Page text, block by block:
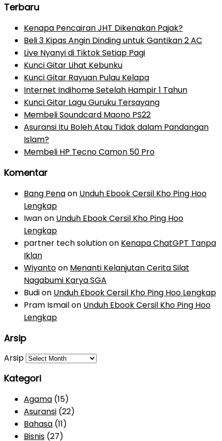
Terbaru
Kenapa Pencairan JHT Dikenakan Pajak?
Beli 3 Kipas Angin Dinding untuk Gantikan 2 AC
Live Nyanyi di Tiktok Setiap Pagi
Kunci Gitar Lihat Kebunku
Kunci Gitar Rayuan Pulau Kelapa
Internet Indihome Setelah Hampir 1 Tahun
Kunci Gitar Lagu Guruku Tersayang
Membeli Soundcard Maono PS22
Asuransi Itu Boleh Atau Tidak dalam Pandangan
Islam?
Membeli HP Tecno Camon 50 Pro
Komentar
Bang Penaon Unduh Ebook Cersil Kho Ping Hoo
Lengkap
Iwanon Unduh Ebook Cersil Kho Ping Hoo
Lengkap
partner tech solutionon Kenapa ChatGPT Tanpa
Iklan
Wiyantoon Menanti Kelanjutan Cerita Silat
Nagabumi Karya SGA
Budion Unduh Ebook Cersil Kho Ping Hoo Lengkap
Pram Ismailon Unduh Ebook Cersil Kho Ping Hoo
Lengkap
Arsip
Arsip
Kategori
Agama (15)
Asuransi (22)
Bahasa (11)
Bisnis (27)